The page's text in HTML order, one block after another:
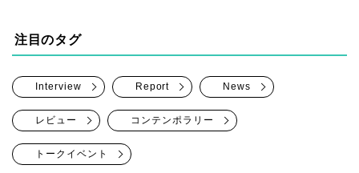
注目のタグ
Interview Report News
レビュー コンテンポラリー
トークイベント